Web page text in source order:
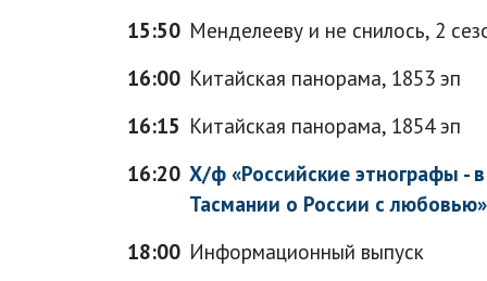
15:50 Менделееву и не снилось, 2
16:00 Китайская панорама, 1853 эп
16:15 Китайская панорама, 1854 эп
16:20 Х/ф «Российские этнографы -
Тасмании о России с
18:00 Информационный выпуск